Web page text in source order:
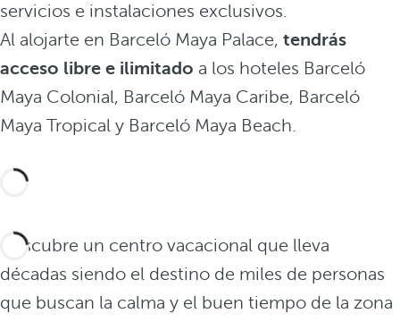
servicios e instalaciones exclusivos.
Al alojarte en Barceló Maya Palace, tendrás
acceso libre e ilimitado a los hoteles Barceló
Maya Colonial, Barceló Maya Caribe, Barceló
Maya Tropical y Barceló Maya Beach.
Descubre un centro vacacional que lleva
décadas siendo el destino de miles de personas
que buscan la calma y el buen tiempo de la zona